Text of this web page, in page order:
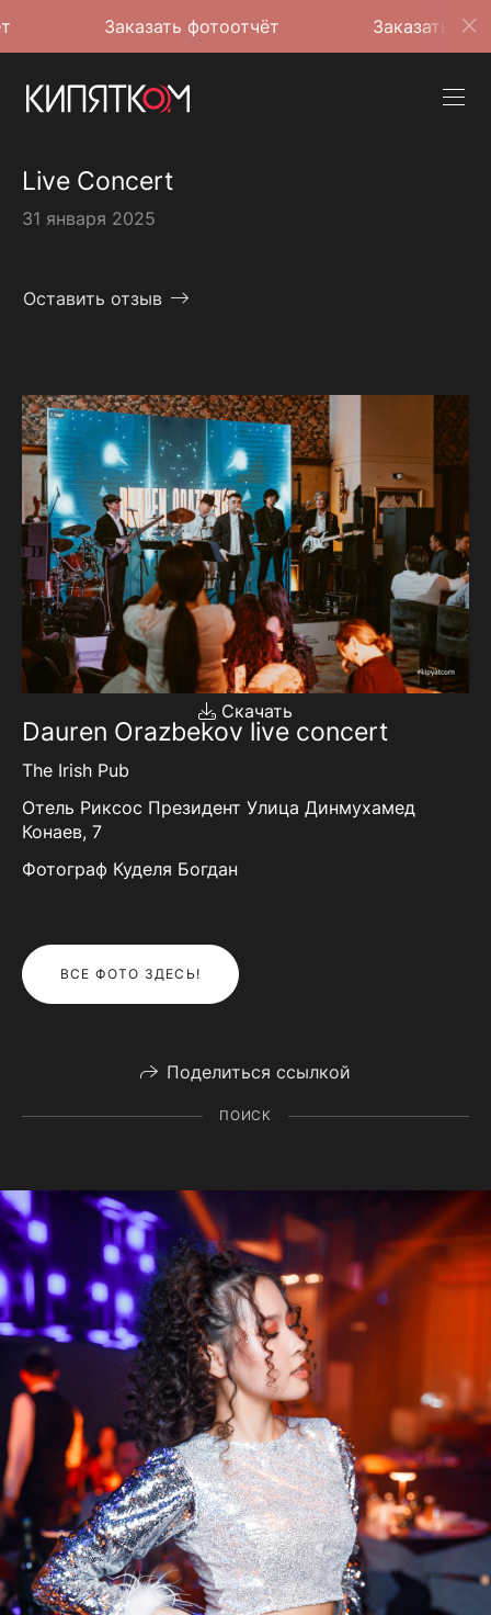
Заказать фотоотчёт Заказать фотоотчёт
Live Concert
31 января 2025
Оставить отзыв
Скачать
Dauren Orazbekov live concert
The Irish Pub
Отель Риксос Президент​ Улица Динмухамед
Конаев, 7
Фотограф Куделя Богдан
ВСЕ ФОТО ЗДЕСЬ!
Поделиться ссылкой
ПОИСК